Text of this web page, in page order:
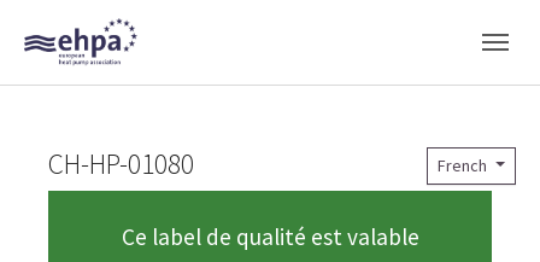
Skip to main navigation
Skip to main content
Skip to page footer
French
CH-HP-01080
Ce label de qualité est valable